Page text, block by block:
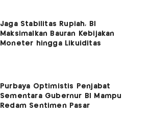
Jaga Stabilitas Rupiah, BI
Maksimalkan Bauran Kebijakan
Moneter hingga Likuiditas
Purbaya Optimistis Penjabat
Sementara Gubernur BI Mampu
Redam Sentimen Pasar